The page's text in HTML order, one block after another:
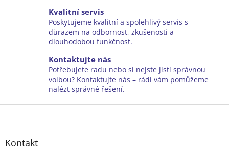
Kvalitní servis
Poskytujeme kvalitní a spolehlivý servis s
důrazem na odbornost, zkušenosti a
dlouhodobou funkčnost.
Kontaktujte nás
Potřebujete radu nebo si nejste jistí správnou
volbou? Kontaktujte nás – rádi vám pomůžeme
nalézt správné řešení.
Z
Kontakt